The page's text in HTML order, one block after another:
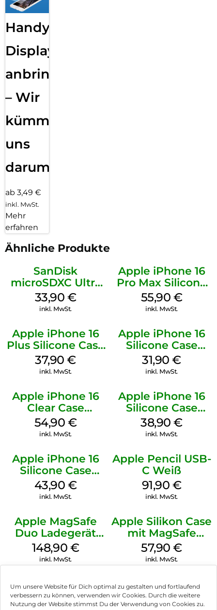
Um unsere Website für Dich optimal zu gestalten und fortlaufend
verbessern zu können, verwenden wir Cookies. Durch die weitere
Nutzung der Website stimmst Du der Verwendung von Cookies zu.
Handy
Displayfolie
anbringen
– Wir
kümmern
uns
darum!
ab 3,49 €
inkl. MwSt.
Mehr
erfahren
Ähnliche Produkte
SanDisk
microSDXC Ultra
128 GB + Adapter
Mobile
33,90 €
inkl. MwSt.
Apple iPhone 16
Pro Max Silicone
Case MagSafe
Stone Gray
55,90 €
inkl. MwSt.
Apple iPhone 16
Plus Silicone Case
MagSafe Lake
Green
37,90€
inkl. MwSt.
Apple iPhone 16
Silicone Case
MagSafe Fuchsia
31,90€
inkl. MwSt.
Apple iPhone 16
Clear Case
MagSafe
Transparent
54,90 €
inkl. MwSt.
Apple iPhone 16
Silicone Case
MagSafe
Ultramarine
38,90€
inkl. MwSt.
Apple iPhone 16
Silicone Case
MagSafe Plum
43,90 €
inkl. MwSt.
Apple Pencil USB-
C Weiß
91,90 €
inkl. MwSt.
Apple MagSafe
Duo Ladegerät
Weiß
148,90 €
inkl. MwSt.
Apple Silikon Case
mit MagSafe
iPhone 14 Pro
(PRODUCT)RED
57,90€
inkl. MwSt.